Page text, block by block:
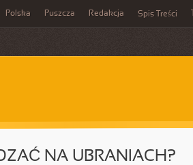
Polska Puszcza Redakcja Spis Treści
NA UBRANIACH?